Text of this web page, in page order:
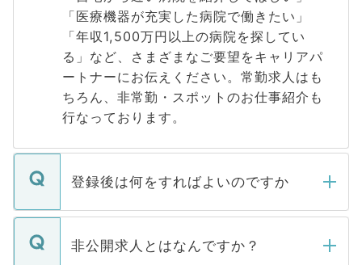
「医療機器が充実した病院で働きたい」
「年収1,500万円以上の病院を探してい
る」など、さまざまなご要望をキャリアパ
ートナーにお伝えください。常勤求人はも
ちろん、非常勤・スポットのお仕事紹介も
行なっております。
登録後は何をすればよいのですか
ご登録いただきましたら、弊社担当者がご
登録内容を確認し、その後メールもしくは
非公開求人とはなんですか？